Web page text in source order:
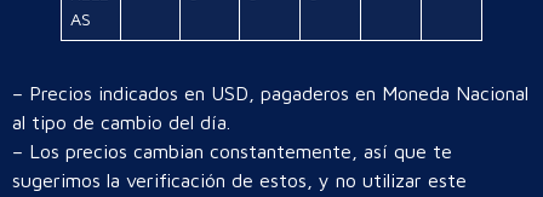
AS
– Precios indicados en USD, pagaderos en Moneda Nacional
al tipo de cambio del día.
– Los precios cambian constantemente, así que te
sugerimos la verificación de estos, y no utilizar este